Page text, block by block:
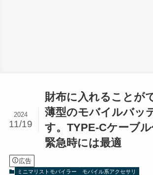
財布に入れることが
薄型のモバイルバッ
す。TYPE-Cケーブ
緊急時には最適
2024
11/19
広告
ミニマリストモバイラー
モバイル系アクセサリ